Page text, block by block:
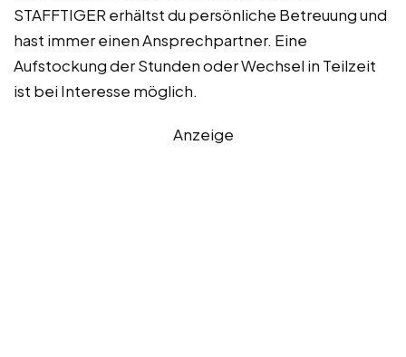
STAFFTIGER erhältst du persönliche Betreuung und
hast immer einen Ansprechpartner. Eine
Aufstockung der Stunden oder Wechsel in Teilzeit
ist bei Interesse möglich.
Anzeige